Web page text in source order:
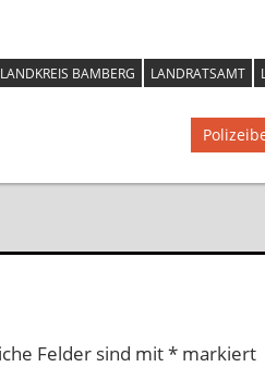
LANDKREIS BAMBERG LANDRATSAMT
Beitrag:
Felder sind mit*markiert